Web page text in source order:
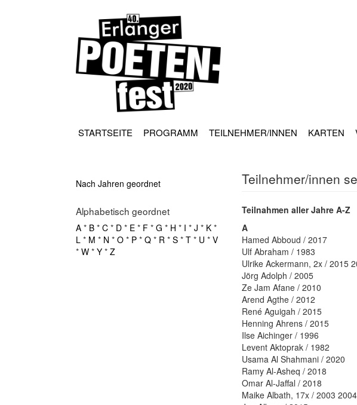
NAVIGATION
STARTSEITE PROGRAMM TEILNEHMER/INNEN KARTEN
Nach Jahren geordnet
Alphabetisch geordnet
A * B * C * D * E * F * G * H * I * J * K *
L * M * N * O * P * Q * R * S * T * U * V
* W * Y * Z
Teilnehmer/innen
Teilnahmen aller Jahre A-Z
A
Hamed Abboud / 2017
Ulf Abraham / 1983
Ulrike Ackermann, 2x / 2015
Jörg Adolph / 2005
Ze Jam Afane / 2010
Arend Agthe / 2012
René Aguigah / 2015
Henning Ahrens / 2015
Ilse Aichinger / 1996
Levent Aktoprak / 1982
Usama Al Shahmani / 2020
Ramy Al-Asheq / 2018
Omar Al-Jaffal / 2018
Maike Albath, 17x / 2003